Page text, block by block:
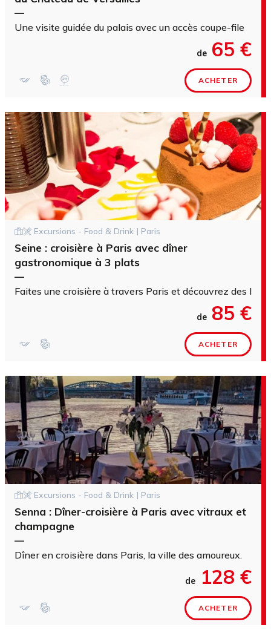
—
Une visite guidée du palais avec un accès coupe-file
de 65 €
ACHETER
Excursions - Food & Drink | Paris
Seine : croisière à Paris avec dîner
gastronomique à 3 plats
—
Faites une croisière à travers Paris et découvrez des
de 85 €
ACHETER
Excursions - Food & Drink | Paris
Senna : Dîner-croisière à Paris avec vitraux et
champagne
—
Dîner en croisière dans Paris, la ville des amoureux.
de 128 €
ACHETER